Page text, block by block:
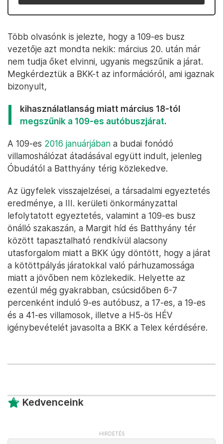
Több olvasónk is jelezte, hogy a 109-es busz
vezetője azt mondta nekik: március 20. után már
nem tudja őket elvinni, ugyanis megszűnik a járat.
Megkérdeztük a BKK-t az információról, ami igaznak
bizonyult,
kihasználatlanság miatt március 18-tól
megszűnik a 109-es autóbuszjárat.
A 109-es 2016 januárjában a budai fonódó
villamoshálózat átadásával együtt indult, jelenleg
Óbudától a Batthyány térig közlekedve.
Az ügyfelek visszajelzései, a társadalmi egyeztetés
eredménye, a III. kerületi önkormányzattal
lefolytatott egyeztetés, valamint a 109-es busz
önálló szakaszán, a Margit híd és Batthyány tér
között tapasztalható rendkívül alacsony
utasforgalom miatt a BKK úgy döntött, hogy a járat
a kötöttpályás járatokkal való párhuzamossága
miatt a jövőben nem közlekedik. Helyette az
ezentúl még gyakrabban, csúcsidőben 6-7
percenként induló 9-es autóbusz, a 17-es, a 19-es
és a 41-es villamosok, illetve a H5-ös HÉV
igénybevételét javasolta a BKK a Telex kérdésére.
Kedvenceink